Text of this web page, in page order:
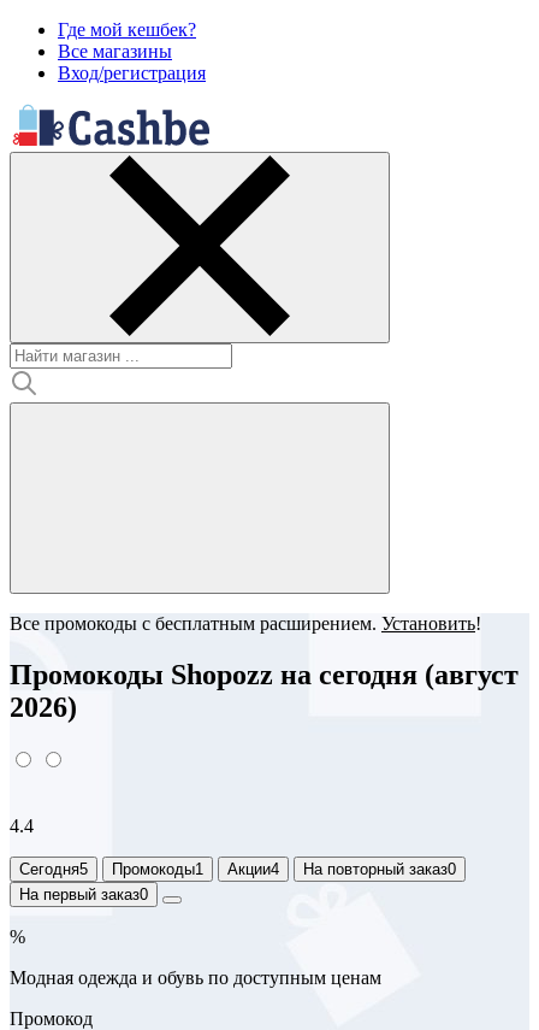
Где мой кешбек?
Все магазины
Вход/регистрация
Все промокоды с бесплатным расширением. Установить!
Промокоды Shopozz на сегодня (август
2026)
4.4
Сегодня5 Промокоды1 Акции4 На повторный заказ0
На первый заказ0
%
Модная одежда и обувь по доступным ценам
Промокод